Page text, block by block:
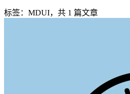
标签：MDUI，共 1 篇文章